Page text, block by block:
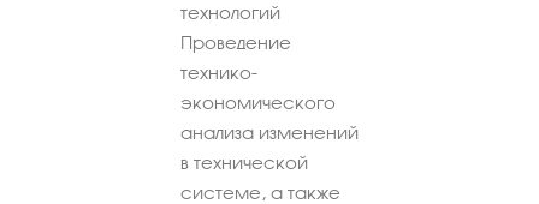
технологий
Проведение
технико-
экономического
анализа изменений
в технической
системе, а также